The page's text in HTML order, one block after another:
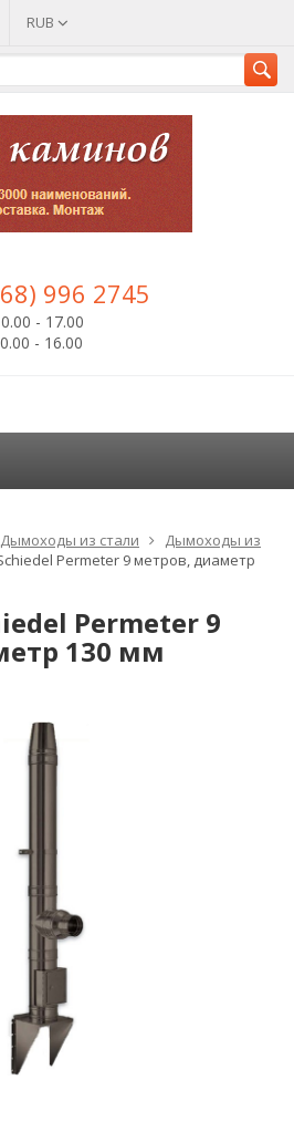
RUB
996 2745
- 17.00
- 16.00
Дымоходы из стали
Дымоходы из
Permeter 9 метров, диаметр
Permeter 9
130 мм